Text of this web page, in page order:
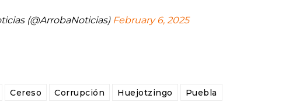
(@ArrobaNoticias) February 6, 2025
Cereso Corrupción Huejotzingo
Puebla